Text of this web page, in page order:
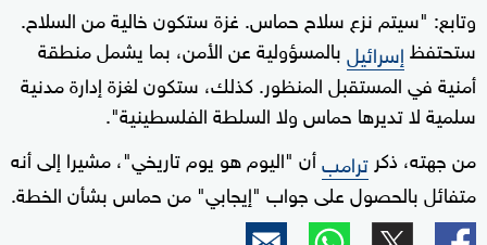
وتابع: "سيتم نزع سلاح حماس. غزة ستكون خالية من السلاح.
ستحتفظإسرائيلبالمسؤولية عن الأمن، بما يشمل منطقة
أمنية في المستقبل المنظور. كذلك، ستكون لغزة إدارة مدنية
سلمية لا تديرها حماس ولا السلطة الفلسطينية".
من جهته، ذكر ترامبأن "اليوم هو يوم تاريخي"، مشيرا إلى أنه
متفائل بالحصول على جواب "إيجابي" من حماس بشأن الخطة.